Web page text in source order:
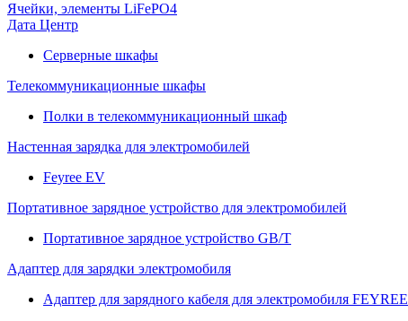
Ячейки, элементы LiFePO4
Дата Центр
Серверные шкафы
Телекоммуникационные шкафы
Полки в телекоммуникационный шкаф
Настенная зарядка для электромобилей
Feyree EV
Портативное зарядное устройство для электромобилей
Портативное зарядное устройство GB/T
Адаптер для зарядки электромобиля
Адаптер для зарядного кабеля для электромобиля FEYREE